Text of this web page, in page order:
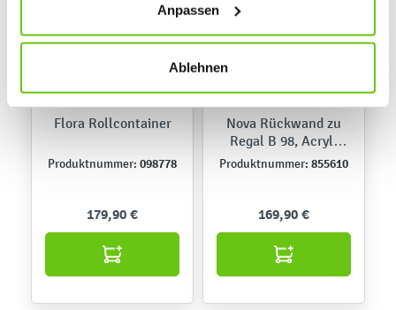
jederzeit ändern, indem Sie auf die Schaltfläche unten
links klicken. Weitere Informationen zur Datennutzung
Anpassen
Ablehnen
Flora Rollcontainer
Produktnummer: 098778
179,90 €
Nova Rückwand zu
Regal B 98, Acryl-
Spiegel
Produktnummer: 855610
169,90 €